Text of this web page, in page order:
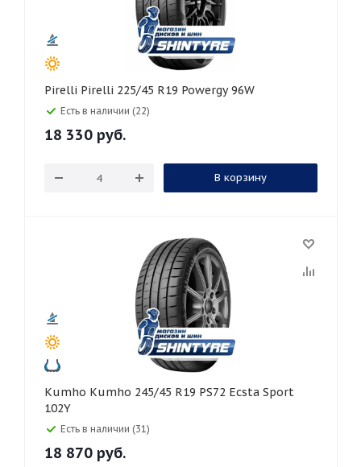
Pirelli Pirelli 225/45 R19 Powergy 96W
Есть в наличии (22)
18 330 руб.
В корзину
Kumho Kumho 245/45 R19 PS72 Ecsta Sport
102Y
Есть в наличии (31)
18 870 руб.